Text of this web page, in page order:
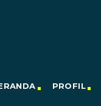
PROFIL